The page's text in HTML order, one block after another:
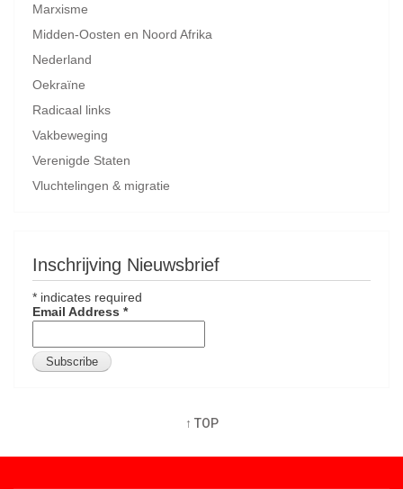
Marxisme
Midden-Oosten en Noord Afrika
Nederland
Oekraïne
Radicaal links
Vakbeweging
Verenigde Staten
Vluchtelingen & migratie
Inschrijving Nieuwsbrief
* indicates required
Email Address *
↑ TOP